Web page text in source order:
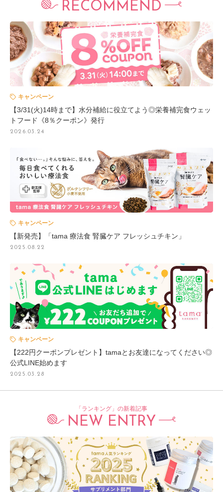
RECOMMEND
キャンペーン
【3/31(火)14時まで】水分補給に役立てよう◎栄養補完食ウェッ
トフード《8％クーポン》発行
2026.03.24
キャンペーン
【新発売】「tama 療法食 腎臓ケア フレッシュチキン」
2025.08.22
キャンペーン
【222円クーポンプレゼント】tamaとお友達になってください◎
公式LINE始めます
2025.03.28
「ランキング」の新着記事
NEW ENTRY